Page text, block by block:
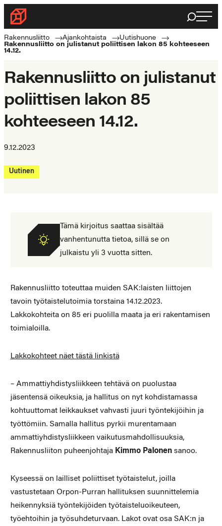
Siirry
suoraan
sisältöön
Rakennusliitto
Rakennusalan
ammattilaisten
Haku
Rakennusliitto Ajankohtaista
Uutishuone
Rakennusliitto on julistanut poliittisen lakon 85 kohteeseen
14.12.
Rakennusliitto on julistanut
poliittisen lakon 85
kohteeseen 14.12.
9.12.2023
Uutinen
Tämä kirjoitus saattaa sisältää
vanhentunutta tietoa, sillä se on
julkaistu yli 3 vuotta sitten.
Rakennusliitto toteuttaa muiden SAK:laisten liittojen
tavoin työtaistelutoimia torstaina 14.12.2023.
Lakkokohteita on 85 eri puolilla maata ja eri rakentamisen
toimialoilla.
Lakkokohteet näet tästä linkistä
– Ammattiyhdistysliikkeen tehtävä on puolustaa
jäsentensä oikeuksia, ja hallitus on nyt kohdistamassa
kohtuuttomat leikkaukset vahvasti juuri työntekijöihin ja
työttömiin. Samalla hallitus pyrkii murentamaan
ammattiyhdistysliikkeen vaikutusmahdollisuuksia,
Rakennusliiton puheenjohtaja Kimmo Palonensanoo.
Kyseessä on lailliset poliittiset työtaistelut, joilla
vastustetaan Orpon-Purran hallituksen suunnittelemia
heikennyksiä työntekijöiden työtaisteluoikeuteen,
työehtoihin ja työsuhdeturvaan. Lakot ovat osa SAK:n ja